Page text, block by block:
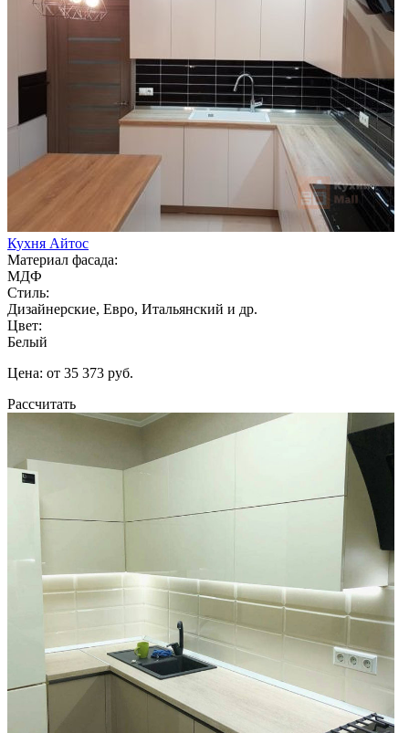
Кухня Айтос
Материал фасада:
МДФ
Стиль:
Дизайнерские, Евро, Итальянский и др.
Цвет:
Белый
Цена: от 35 373 руб.
Рассчитать